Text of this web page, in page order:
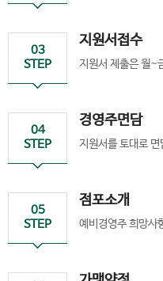
03
STEP
지원서접수
지원서 제출은 월~
04
STEP
경영주면담
지원서를 토대로
05
STEP
점포소개
예비경영주 희망사